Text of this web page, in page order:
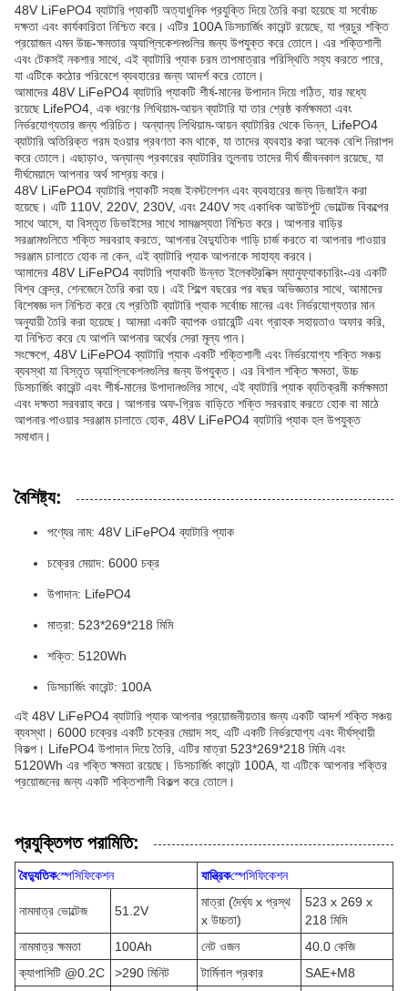
48V LiFePO4 ব্যাটারি প্যাকটি অত্যাধুনিক প্রযুক্তি দিয়ে তৈরি করা হয়েছে যা সর্বোচ্চ
দক্ষতা এবং কার্যকারিতা নিশ্চিত করে। এটির 100A ডিসচার্জিং কারেন্ট রয়েছে, যা প্রচুর শক্তি
প্রয়োজন এমন উচ্চ-ক্ষমতার অ্যাপ্লিকেশনগুলির জন্য উপযুক্ত করে তোলে। এর শক্তিশালী
এবং টেকসই নকশার সাথে, এই ব্যাটারি প্যাক চরম তাপমাত্রার পরিস্থিতি সহ্য করতে পারে,
যা এটিকে কঠোর পরিবেশে ব্যবহারের জন্য আদর্শ করে তোলে।
আমাদের 48V LiFePO4 ব্যাটারি প্যাকটি শীর্ষ-মানের উপাদান দিয়ে গঠিত, যার মধ্যে
রয়েছে LifePO4, এক ধরণের লিথিয়াম-আয়ন ব্যাটারি যা তার শ্রেষ্ঠ কর্মক্ষমতা এবং
নির্ভরযোগ্যতার জন্য পরিচিত। অন্যান্য লিথিয়াম-আয়ন ব্যাটারির থেকে ভিন্ন, LifePO4
ব্যাটারি অতিরিক্ত গরম হওয়ার প্রবণতা কম থাকে, যা তাদের ব্যবহার করা অনেক বেশি নিরাপদ
করে তোলে। এছাড়াও, অন্যান্য প্রকারের ব্যাটারির তুলনায় তাদের দীর্ঘ জীবনকাল রয়েছে, যা
দীর্ঘমেয়াদে আপনার অর্থ সাশ্রয় করে।
48V LiFePO4 ব্যাটারি প্যাকটি সহজ ইনস্টলেশন এবং ব্যবহারের জন্য ডিজাইন করা
হয়েছে। এটি 110V, 220V, 230V, এবং 240V সহ একাধিক আউটপুট ভোল্টেজ বিকল্পের
সাথে আসে, যা বিস্তৃত ডিভাইসের সাথে সামঞ্জস্যতা নিশ্চিত করে। আপনার বাড়ির
সরঞ্জামগুলিতে শক্তি সরবরাহ করতে, আপনার বৈদ্যুতিক গাড়ি চার্জ করতে বা আপনার পাওয়ার
সরঞ্জাম চালাতে হোক না কেন, এই ব্যাটারি প্যাক আপনাকে সাহায্য করবে।
আমাদের 48V LiFePO4 ব্যাটারি প্যাকটি উন্নত ইলেকট্রনিক্স ম্যানুফ্যাকচারিং-এর একটি
বিশ্ব কেন্দ্র, শেনজেনে তৈরি করা হয়। এই শিল্পে বছরের পর বছর অভিজ্ঞতার সাথে, আমাদের
বিশেষজ্ঞ দল নিশ্চিত করে যে প্রতিটি ব্যাটারি প্যাক সর্বোচ্চ মানের এবং নির্ভরযোগ্যতার মান
অনুযায়ী তৈরি করা হয়েছে। আমরা একটি ব্যাপক ওয়ারেন্টি এবং গ্রাহক সহায়তাও অফার করি,
যা নিশ্চিত করে যে আপনি আপনার অর্থের সেরা মূল্য পান।
সংক্ষেপে, 48V LiFePO4 ব্যাটারি প্যাক একটি শক্তিশালী এবং নির্ভরযোগ্য শক্তি সঞ্চয়
ব্যবস্থা যা বিস্তৃত অ্যাপ্লিকেশনগুলির জন্য উপযুক্ত। এর বিশাল শক্তি ক্ষমতা, উচ্চ
ডিসচার্জিং কারেন্ট এবং শীর্ষ-মানের উপাদানগুলির সাথে, এই ব্যাটারি প্যাক ব্যতিক্রমী কর্মক্ষমতা
এবং দক্ষতা সরবরাহ করে। আপনার অফ-গ্রিড বাড়িতে শক্তি সরবরাহ করতে হোক বা মাঠে
আপনার পাওয়ার সরঞ্জাম চালাতে হোক, 48V LiFePO4 ব্যাটারি প্যাক হল উপযুক্ত
সমাধান।
বৈশিষ্ট্য:
পণ্যের নাম: 48V LiFePO4 ব্যাটারি প্যাক
চক্রের মেয়াদ: 6000 চক্র
উপাদান: LifePO4
মাত্রা: 523*269*218 মিমি
শক্তি: 5120Wh
ডিসচার্জিং কারেন্ট: 100A
এই 48V LiFePO4 ব্যাটারি প্যাক আপনার প্রয়োজনীয়তার জন্য একটি আদর্শ শক্তি সঞ্চয়
ব্যবস্থা। 6000 চক্রের একটি চক্রের মেয়াদ সহ, এটি একটি নির্ভরযোগ্য এবং দীর্ঘস্থায়ী
বিকল্প। LifePO4 উপাদান দিয়ে তৈরি, এটির মাত্রা 523*269*218 মিমি এবং
5120Wh এর শক্তি ক্ষমতা রয়েছে। ডিসচার্জিং কারেন্ট 100A, যা এটিকে আপনার শক্তির
প্রয়োজনের জন্য একটি শক্তিশালী বিকল্প করে তোলে।
প্রযুক্তিগত পরামিতি:
বৈদ্যুতিকস্পেসিফিকেশন যান্ত্রিকস্পেসিফিকেশন
নামমাত্র ভোল্টেজ 51.2V
মাত্রা (দৈর্ঘ্য x প্রস্থ
x উচ্চতা)
523 x 269 x
218 মিমি
নামমাত্র ক্ষমতা
100Ah নেট ওজন
40.0 কেজি
ক্যাপাসিটি @0.2C
>290 মিনিট টার্মিনাল প্রকার
SAE+M8